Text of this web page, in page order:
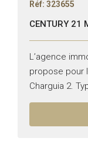
Réf: 323655
CENTURY 21
L’agence
propose pour
Charguia 2.